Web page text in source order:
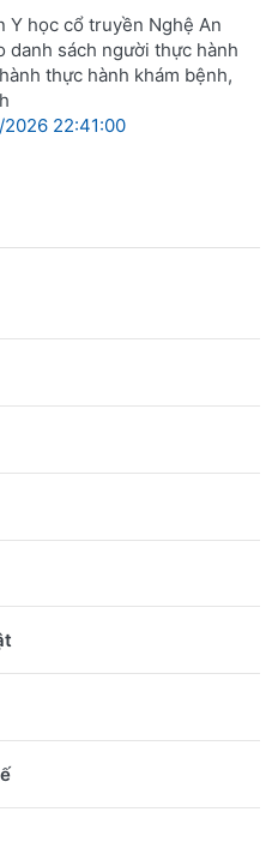
Y học cổ truyền Nghệ An
danh sách người thực hành
thực hành khám bệnh,
22:41:00